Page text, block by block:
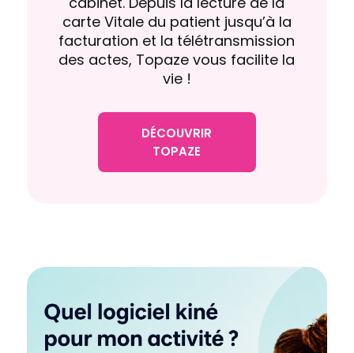
carte Vitale du patient jusqu’à la
facturation et la télétransmission
des actes, Topaze vous facilite la
vie !
DÉCOUVRIR
TOPAZE